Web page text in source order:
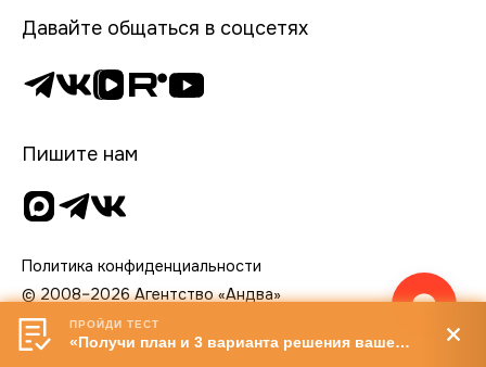
Давайте общаться в соцсетях
Пишите нам
Политика конфиденциальности
© 2008–2026 Агентство «Андва»
ПРОЙДИ ТЕСТ
«Получи план и 3 варианта решения вашей задачи»